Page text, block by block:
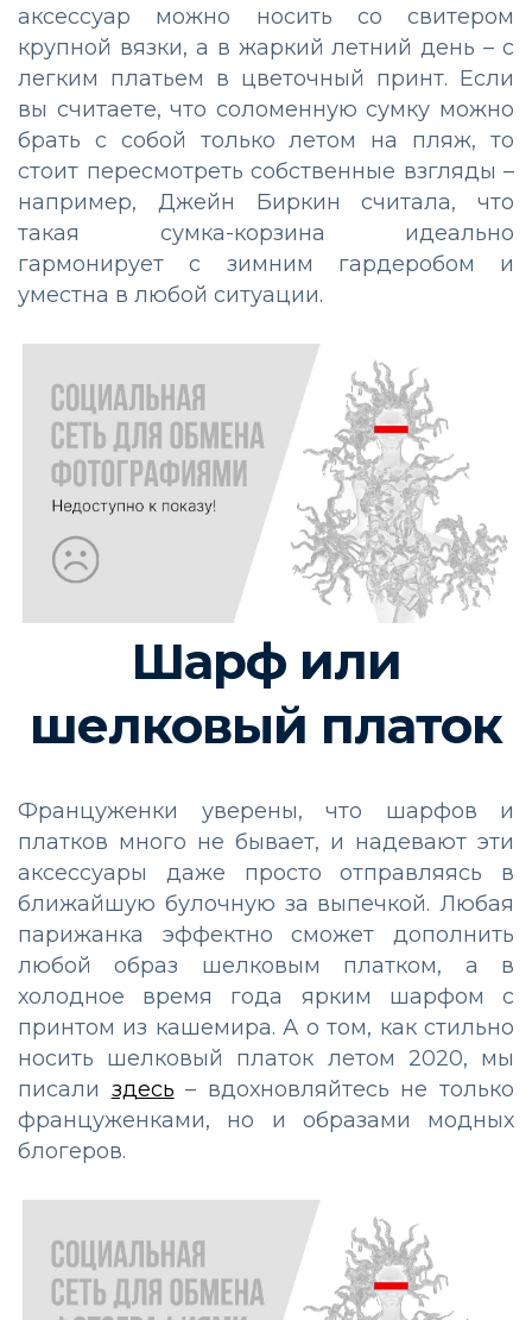
аксессуар можно носить со свитером
крупной вязки, а в жаркий летний день – с
легким платьем в цветочный принт. Если
вы считаете, что соломенную сумку можно
брать с собой только летом на пляж, то
стоит пересмотреть собственные взгляды –
например, Джейн Биркин считала, что
такая сумка-корзина идеально
гармонирует с зимним гардеробом и
уместна в любой ситуации.
Шарф или
шелковый платок
Француженки уверены, что шарфов и
платков много не бывает, и надевают эти
аксессуары даже просто отправляясь в
ближайшую булочную за выпечкой. Любая
парижанка эффектно сможет дополнить
любой образ шелковым платком, а в
холодное время года ярким шарфом с
принтом из кашемира. А о том, как стильно
носить шелковый платок летом 2020, мы
писали здесь – вдохновляйтесь не только
француженками, но и образами модных
блогеров.